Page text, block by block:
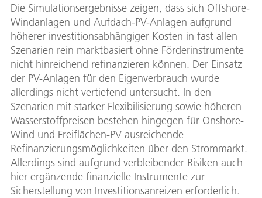
Die Simulationsergebnisse zeigen, dass sich Offshore-
Windanlagen und Aufdach-PV-Anlagen aufgrund
höherer investitionsabhängiger Kosten in fast allen
Szenarien rein marktbasiert ohne Förderinstrumente
nicht hinreichend refinanzieren können. Der Einsatz
der PV-Anlagen für den Eigenverbrauch wurde
allerdings nicht vertiefend untersucht. In den
Szenarien mit starker Flexibilisierung sowie höheren
Wasserstoffpreisen bestehen hingegen für Onshore-
Wind und Freiflächen-PV ausreichende
Refinanzierungsmöglichkeiten über den Strommarkt.
Allerdings sind aufgrund verbleibender Risiken auch
hier ergänzende finanzielle Instrumente zur
Sicherstellung von Investitionsanreizen erforderlich.